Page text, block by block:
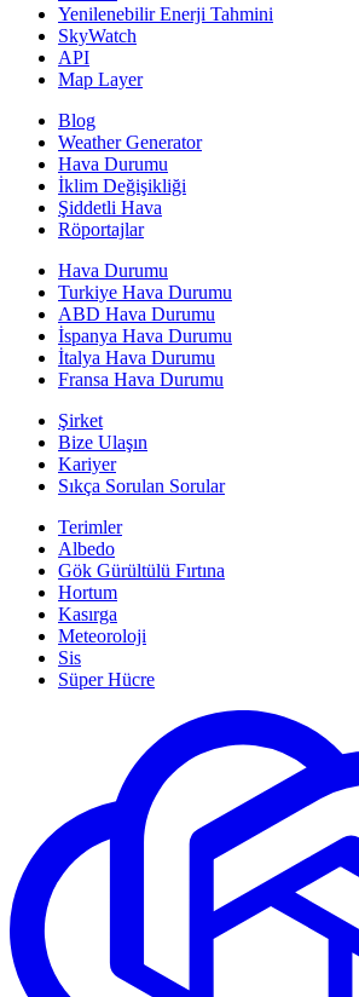
Yenilenebilir Enerji Tahmini
SkyWatch
API
Map Layer
Blog
Weather Generator
Hava Durumu
İklim Değişikliği
Şiddetli Hava
Röportajlar
Hava Durumu
Turkiye Hava Durumu
ABD Hava Durumu
İspanya Hava Durumu
İtalya Hava Durumu
Fransa Hava Durumu
Şirket
Bize Ulaşın
Kariyer
Sıkça Sorulan Sorular
Terimler
Albedo
Gök Gürültülü Fırtına
Hortum
Kasırga
Meteoroloji
Sis
Süper Hücre